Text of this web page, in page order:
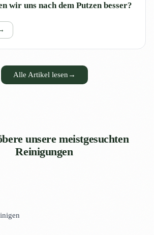
wir uns nach dem Putzen besser?
Alle Artikel lesen →
unsere meistgesuchten
Reinigungen